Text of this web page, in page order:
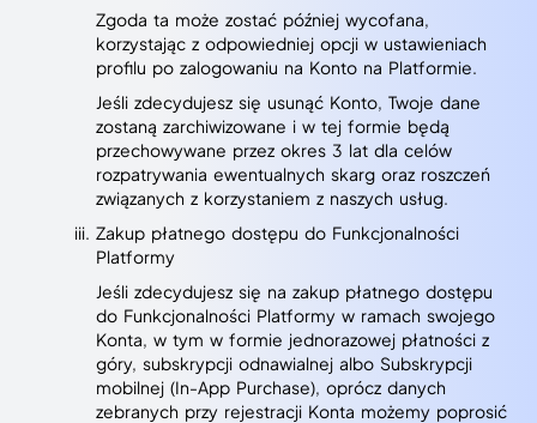
Zgoda ta może zostać później wycofana,
korzystając z odpowiedniej opcji w ustawieniach
profilu po zalogowaniu na Konto na Platformie.
Jeśli zdecydujesz się usunąć Konto, Twoje dane
zostaną zarchiwizowane i w tej formie będą
przechowywane przez okres 3 lat dla celów
rozpatrywania ewentualnych skarg oraz roszczeń
związanych z korzystaniem z naszych usług.
Zakup płatnego dostępu do Funkcjonalności
Platformy
Jeśli zdecydujesz się na zakup płatnego dostępu
do Funkcjonalności Platformy w ramach swojego
Konta, w tym w formie jednorazowej płatności z
góry, subskrypcji odnawialnej albo Subskrypcji
mobilnej (In-App Purchase), oprócz danych
zebranych przy rejestracji Konta możemy poprosić